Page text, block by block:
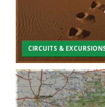
CIRCUITS &